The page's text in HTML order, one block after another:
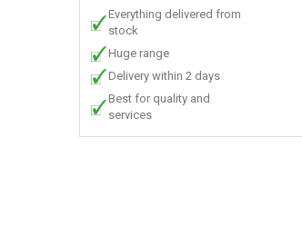
Everything delivered from
stock
Huge range
Delivery within 2 days
Best for quality and
services